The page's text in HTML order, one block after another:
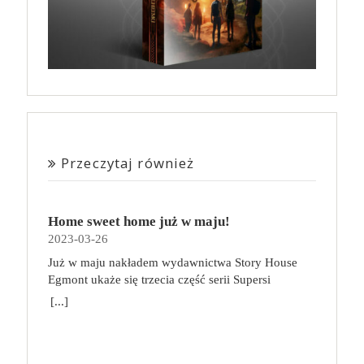
Przeczytaj również
Home sweet home już w maju!
2023-03-26
Już w maju nakładem wydawnictwa Story House
Egmont ukaże się trzecia część serii Supersi
scenarzysty Frederic Maupome. Ten tom nosi tytuł
[...]